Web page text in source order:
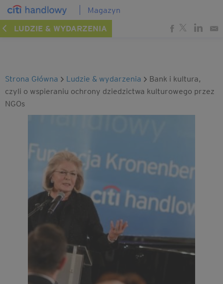
Magazyn
Strona Główna ludzie & wydarzenia
Bank i kultura,
czyli o wspieraniu ochrony dziedzictwa kulturowego przez
NGOs
LUDZIE & WYDARZENIA